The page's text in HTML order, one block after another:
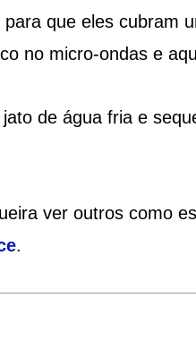
que eles cubram
no micro-ondas e
de água fria e
ver outros como
.